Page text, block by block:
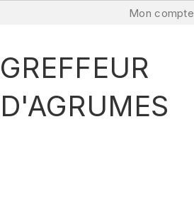
Mon compte
GREFFEUR
D'AGRUMES